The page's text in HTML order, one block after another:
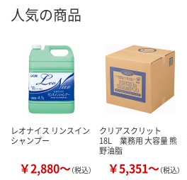
人気の商品
レオナイス リンスイン
シャンプー
￥2,880～（税込）
クリアスクリット
18L 業務用 大容量 熊
野油脂
￥5,351～（税込）